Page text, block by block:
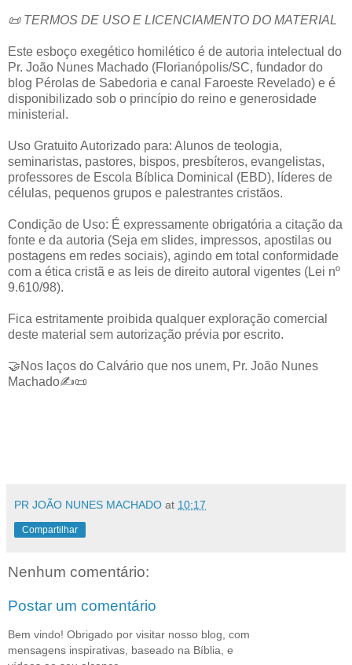
📜 TERMOS DE USO E LICENCIAMENTO DO MATERIAL
Este esboço exegético homilético é de autoria intelectual do
Pr. João Nunes Machado (Florianópolis/SC, fundador do
blog Pérolas de Sabedoria e canal Faroeste Revelado) e é
disponibilizado sob o princípio do reino e generosidade
ministerial.
Uso Gratuito Autorizado para: Alunos de teologia,
seminaristas, pastores, bispos, presbíteros, evangelistas,
professores de Escola Bíblica Dominical (EBD), líderes de
células, pequenos grupos e palestrantes cristãos.
Condição de Uso: É expressamente obrigatória a citação da
fonte e da autoria (Seja em slides, impressos, apostilas ou
postagens em redes sociais), agindo em total conformidade
com a ética cristã e as leis de direito autoral vigentes (Lei nº
9.610/98).
Fica estritamente proibida qualquer exploração comercial
deste material sem autorização prévia por escrito.
🤝Nos laços do Calvário que nos unem, Pr. João Nunes
Machado✍️📜
PR JOÃO NUNES MACHADO at 10:17
Compartilhar
Nenhum comentário:
Postar um comentário
Bem vindo! Obrigado por visitar nosso blog, com
mensagens inspirativas, baseado na Bíblia, e